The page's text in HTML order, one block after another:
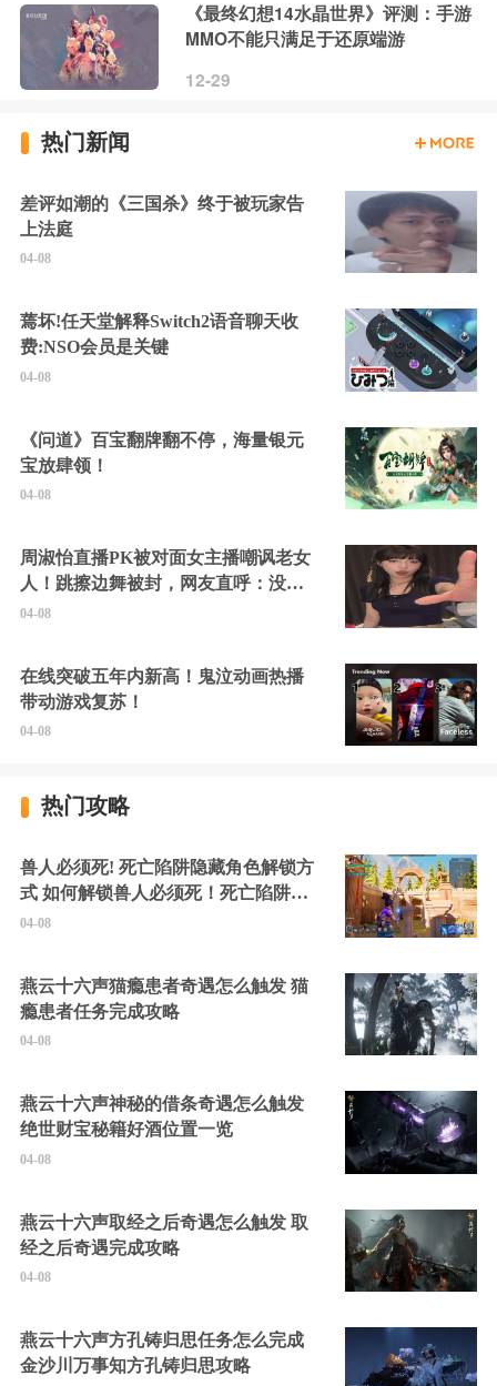
《最终幻想14水晶世界》评测：手游
MMO不能只满足于还原端游
12-29
热门新闻
差评如潮的《三国杀》终于被玩家告
上法庭
04-08
蔫坏!任天堂解释Switch2语音聊天收
费:NSO会员是关键
04-08
《问道》百宝翻牌翻不停，海量银元
宝放肆领！
04-08
周淑怡直播PK被对面女主播嘲讽老女
人！跳擦边舞被封，网友直呼：没边
硬擦封的好！
04-08
在线突破五年内新高！鬼泣动画热播
带动游戏复苏！
04-08
热门攻略
兽人必须死! 死亡陷阱隐藏角色解锁方
式 如何解锁兽人必须死！死亡陷阱中
的隐藏角色
04-08
燕云十六声猫瘾患者奇遇怎么触发 猫
瘾患者任务完成攻略
04-08
燕云十六声神秘的借条奇遇怎么触发
绝世财宝秘籍好酒位置一览
04-08
燕云十六声取经之后奇遇怎么触发 取
经之后奇遇完成攻略
04-08
燕云十六声方孔铸归思任务怎么完成
金沙川万事知方孔铸归思攻略